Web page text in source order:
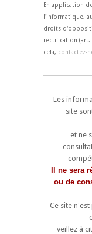
En application
l'informatique,
droits
rectification (art.
cela, contactez-
Les
site
et ne
Il ne sera
ou de
Ce site
veillez à